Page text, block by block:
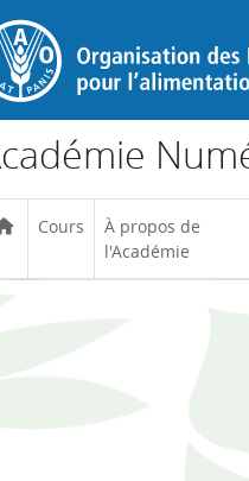
principal
Cours
À propos de
l'Académie